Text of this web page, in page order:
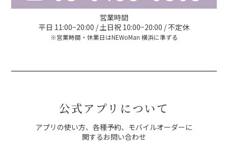
営業時間
平日 11:00−20:00 / 土日祝 10:00−20:00 / 不定休
※営業時間・休業日はNEWoMan 横浜に準ずる
公式アプリについて
アプリの使い方、各種予約、モバイルオーダーに
関するお問い合わせ